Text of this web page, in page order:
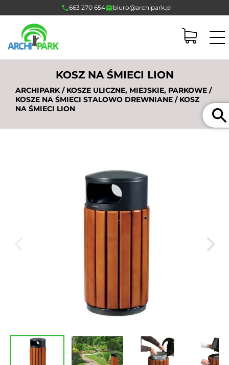
663 270 654 biuro@archipark.pl
KOSZ NA ŚMIECI LION
ARCHIPARK/ KOSZE ULICZNE, MIEJSKIE, PARKOWE /
KOSZE NA ŚMIECI STALOWO DREWNIANE / KOSZ
NA ŚMIECI LION
Szukaj